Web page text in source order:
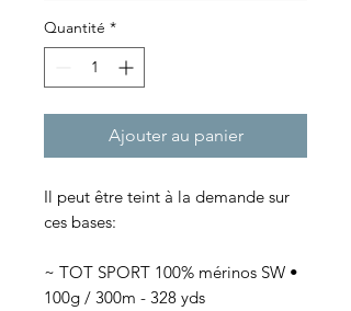
Quantité *
Ajouter au panier
Il peut être teint à la demande sur
ces bases:
~ TOT SPORT 100% mérinos SW •
100g / 300m - 328 yds